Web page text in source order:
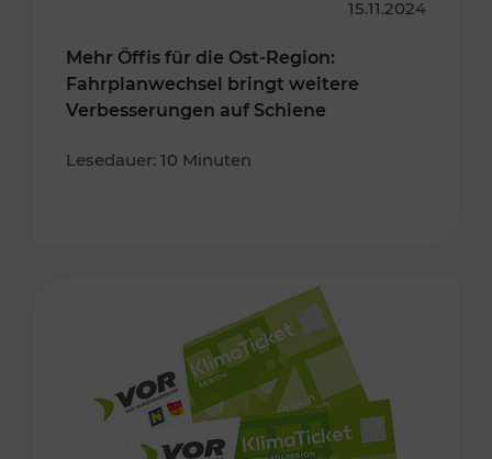
15.11.2024
Mehr Öffis für die Ost-Region:
Fahrplanwechsel bringt weitere
Verbesserungen auf Schiene
Lesedauer: 10 Minuten